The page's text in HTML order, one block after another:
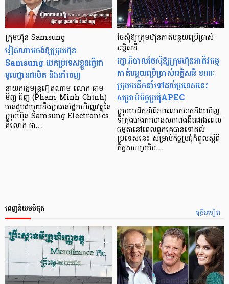
ក្រុមហ៊ុន Samsung
វៀតណាមចង់ឱ្យក្រុមហ៊ុន
Samsung យកប្រទេសខ្លួនធ្វើជា
មូលដ្ឋានផលិត និងនាំចេញ
នាយករដ្ឋមន្ត្រីវៀតណាម លោក ផាម
មិញ ជិញ (Pham Minh Chính)
បានជួបជាមួយនឹងប្រធានផ្នែកហិរញ្ញវត្ថុនៃ
ក្រុមហ៊ុន Samsung Electronics
គឺលោក ផា…
ថៃសុំឱ្យក្រុមហ៊ុនកាត់បន្ថយប្រើប្រាស់
អគ្គិសនី
រដ្ឋាភិបាលថៃសុំឱ្យក្រុមហ៊ុនអាជីវកម្ម
កាត់បន្ថយប្រើប្រាស់អគ្គិសនី ខណៈ
ក្រុមមេដឹកនាំទៅដល់ប្រទេសនេះ
សម្រាប់កិច្ចប្រជុំAPEC
ក្រុមមេដឹកនាំពិភពលោកអាចនឹងឃើញ
ទីក្រុងបាងកកមានសភាពងងឹតជាងពេល
ធម្មតានៅពេលពួកគេបានទៅដល់
ប្រទេសនេះ សម្រាប់កិច្ចប្រជុំកំពូលស្ដីពី
កិច្ចសហប្រតិប…
ច្រើនទៀត
ពេញនិយមបំផុត